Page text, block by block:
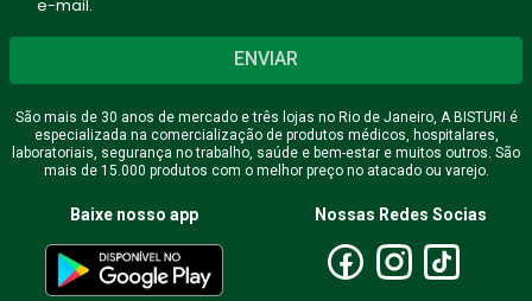
e-mail.
ENVIAR
São mais de 30 anos de mercado e três lojas no Rio de Janeiro, A BISTURI é
especializada na comercialização de produtos médicos, hospitalares,
laboratoriais, segurança no trabalho, saúde e bem-estar e muitos outros. São
mais de 15.000 produtos com o melhor preço no atacado ou varejo.
Baixe nosso app Nossas Redes Socias